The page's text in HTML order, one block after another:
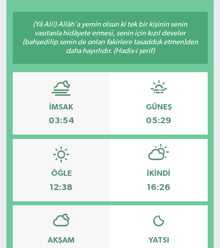
(Yâ Ali!) Allâh'a yemin olsun ki tek bir kişinin senin
vasıtanla hidâyete ermesi, senin için kızıl develer
(bahşedilip senin de onları fakirlere tasadduk etmen)den
daha hayırlıdır. (Hadis-i şerif)
İMSAK
03:54
GÜNEŞ
05:29
ÖĞLE
12:38
İKINDI
16:26
AKŞAM YATSI
Spor
Türkiye